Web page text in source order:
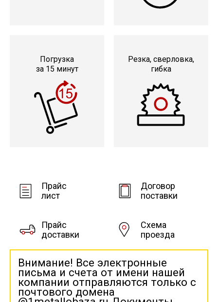
Погрузка
за 15 минут
Резка, сверловка,
гибка
Прайс
лист
Договор
поставки
Прайс
доставки
Схема
проезда
Внимание! Все электронные
письма и счета от имени нашей
компании отправляются только с
почтового домена